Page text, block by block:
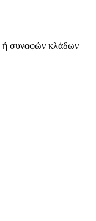
ή συναφών κλάδων